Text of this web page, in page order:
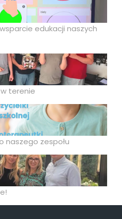
edukacji naszych
terenie
naszego zespołu